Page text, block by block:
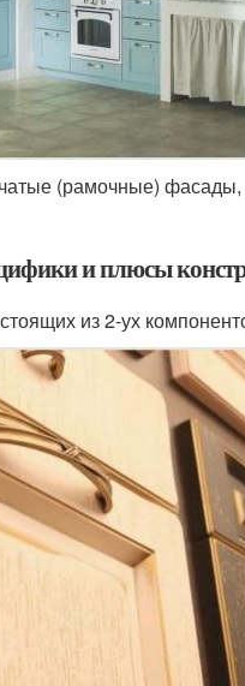
(рамочные)
и плюсы
из 2-ух